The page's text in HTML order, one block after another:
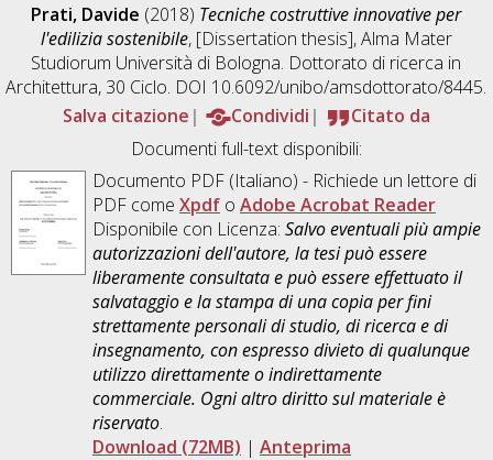
Prati, Davide (2018) Tecniche costruttive innovative per
l'edilizia sostenibile, [Dissertation thesis], Alma Mater
Studiorum Università di Bologna. Dottorato di ricerca in
Architettura, 30 Ciclo. DOI 10.6092/unibo/amsdottorato/8445.
Salva citazione
Condividi
Citato da
Documenti full-text disponibili:
Documento PDF(Italiano) - Richiede un lettore di
PDF come Xpdfo Adobe Acrobat Reader
Disponibile con Licenza: Salvo eventuali più ampie
autorizzazioni dell'autore, la tesi può essere
liberamente consultata e può essere effettuato il
salvataggio e la stampa di una copia per fini
strettamente personali di studio, di ricerca e di
insegnamento, con espresso divieto di qualunque
utilizzo direttamente o indirettamente
commerciale. Ogni altro diritto sul materiale è
riservato.
Download (72MB) | Anteprima